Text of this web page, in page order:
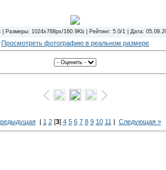
| Размеры: 1024x768px/160.9Kb | Рейтинг: 5.0/1 | Дата:
Просмотреть фотографию в реальном размере
| 1 2[3] 4 5 6 7 8 9 10 11| Следующая »